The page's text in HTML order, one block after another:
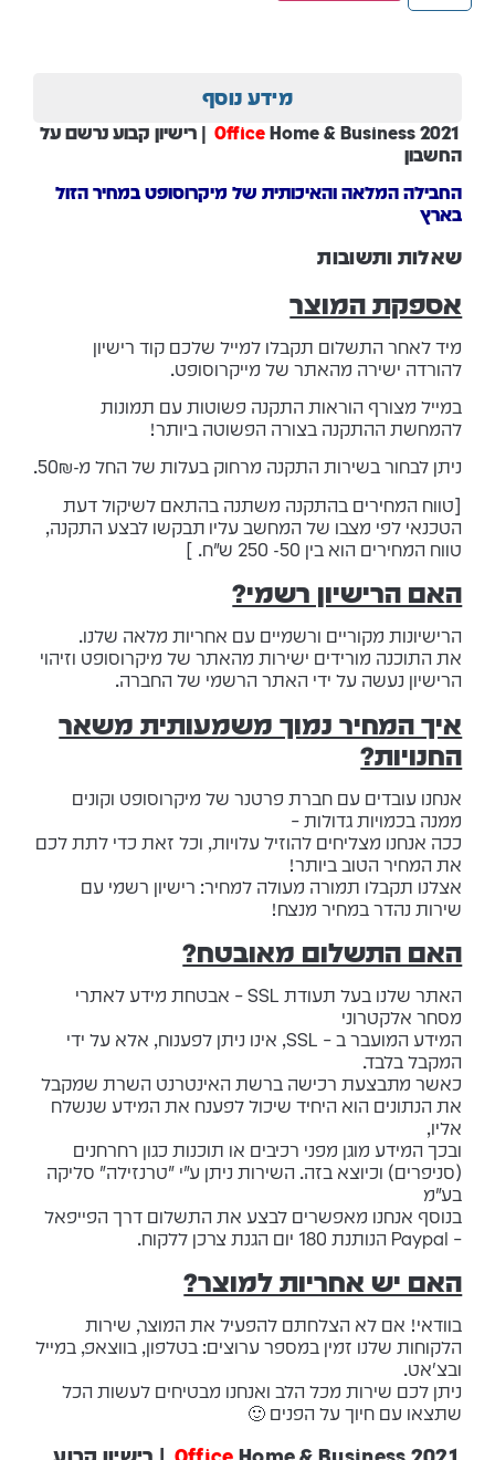
מידע נוסף
Home & Business 2021 | רישיון קבוע נרשם על
החשבון
החבילה המלאה והאיכותית של מיקרוסופט במחיר הזול
בארץ
שאלות ותשובות
אספקת המוצר
מיד לאחר התשלום תקבלו למייל שלכם קוד רישיון
להורדה ישירה מהאתר של מייקרוסופט.
במייל מצורף הוראות התקנה פשוטות עם תמונות
להמחשת ההתקנה בצורה הפשוטה ביותר!
ניתן לבחור בשירות התקנה מרחוק בעלות של החל מ-50₪.
[טווח המחירים בהתקנה משתנה בהתאם לשיקול דעת
הטכנאי לפי מצבו של המחשב עליו תבקשו לבצע התקנה,
טווח המחירים הוא בין 50- 250 ש"ח. ]
האם הרישיון רשמי?
הרישיונות מקוריים ורשמיים עם אחריות מלאה שלנו.
את התוכנה מורידים ישירות מהאתר של מיקרוסופט וזיהוי
הרישיון נעשה על ידי האתר הרשמי של החברה.
איך המחיר נמוך משמעותית משאר
החנויות?
אנחנו עובדים עם חברת פרטנר של מיקרוסופט וקונים
ממנה בכמויות גדולות –
ככה אנחנו מצליחים להוזיל עלויות, וכל זאת כדי לתת לכם
את המחיר הטוב ביותר!
אצלנו תקבלו תמורה מעולה למחיר: רישיון רשמי עם
שירות נהדר במחיר מנצח!
האם התשלום מאובטח?
האתר שלנו בעל תעודת SSL – אבטחת מידע לאתרי
מסחר אלקטרוני
המידע המועבר ב – SSL, אינו ניתן לפענוח, אלא על ידי
המקבל בלבד.
כאשר מתבצעת רכישה ברשת האינטרנט השרת שמקבל
את הנתונים הוא היחיד שיכול לפענח את המידע שנשלח
אליו,
ובכך המידע מוגן מפני רכיבים או תוכנות כגון רחרחנים
(סניפרים) וכיוצא בזה. השירות ניתן ע"י "טרנזילה" סליקה
בע"מ
בנוסף אנחנו מאפשרים לבצע את התשלום דרך הפייפאל
– Paypal הנותנת 180 יום הגנת צרכן ללקוח.
האם יש אחריות למוצר?
בוודאי! אם לא הצלחתם להפעיל את המוצר, שירות
הלקוחות שלנו זמין במספר ערוצים: בטלפון, בווצאפ, במייל
ובצ'אט.
ניתן לכם שירות מכל הלב ואנחנו מבטיחים לעשות הכל
שתצאו עם חיוך על הפנים 🙂